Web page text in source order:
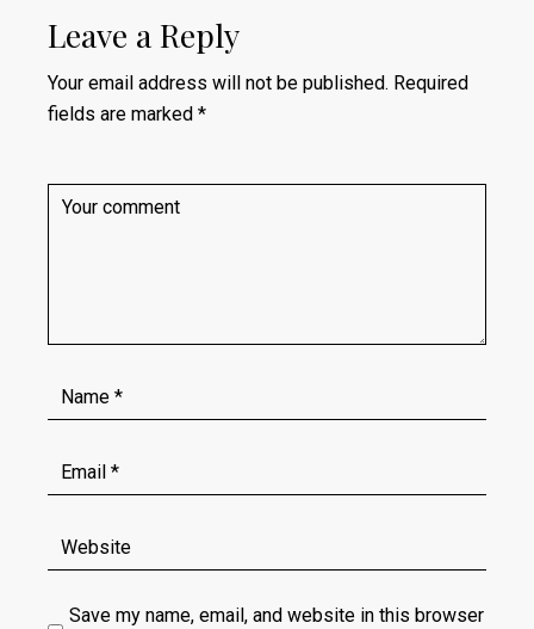
Leave a Reply
Your email address will not be published. Required
fields are marked*
Save my name, email, and website in this browser